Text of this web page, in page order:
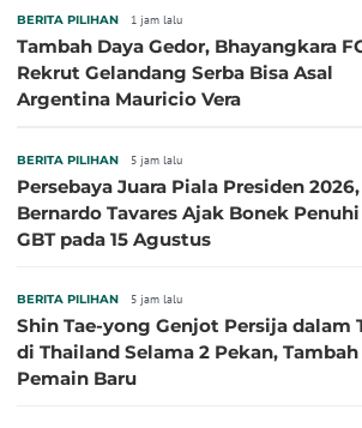
BERITA PILIHAN 1 jam lalu
Tambah Daya Gedor, Bhayangkara
Rekrut Gelandang Serba Bisa Asal
Argentina Mauricio Vera
BERITA PILIHAN 5 jam lalu
Persebaya Juara Piala Presiden 2026,
Bernardo Tavares Ajak Bonek Penuhi
GBT pada 15 Agustus
BERITA PILIHAN 5 jam lalu
Shin Tae-yong Genjot Persija dalam
di Thailand Selama 2 Pekan, Tambah
Pemain Baru